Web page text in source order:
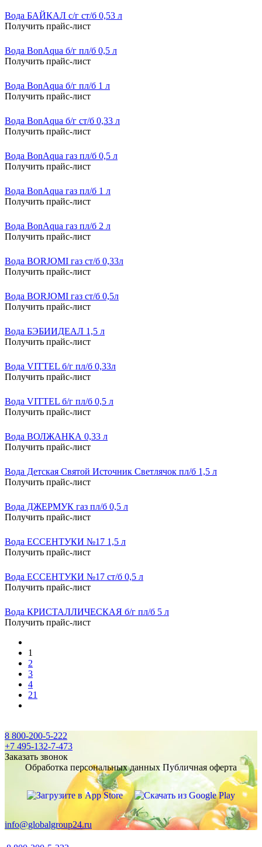
Вода БАЙКАЛ с/г ст/б 0,53 л
Получить прайс-лист
Вода BonAqua б/г пл/б 0,5 л
Получить прайс-лист
Вода BonAqua б/г пл/б 1 л
Получить прайс-лист
Вода BonAqua б/г ст/б 0,33 л
Получить прайс-лист
Вода BonAqua газ пл/б 0,5 л
Получить прайс-лист
Вода BonAqua газ пл/б 1 л
Получить прайс-лист
Вода BonAqua газ пл/б 2 л
Получить прайс-лист
Вода BORJOMI газ ст/б 0,33л
Получить прайс-лист
Вода BORJOMI газ ст/б 0,5л
Получить прайс-лист
Вода БЭБИИДЕАЛ 1,5 л
Получить прайс-лист
Вода VITTEL б/г пл/б 0,33л
Получить прайс-лист
Вода VITTEL б/г пл/б 0,5 л
Получить прайс-лист
Вода ВОЛЖАНКА 0,33 л
Получить прайс-лист
Вода Детская Святой Источник Светлячок пл/б 1,5 л
Получить прайс-лист
Вода ДЖЕРМУК газ пл/б 0,5 л
Получить прайс-лист
Вода ЕССЕНТУКИ №17 1,5 л
Получить прайс-лист
Вода ЕССЕНТУКИ №17 ст/б 0,5 л
Получить прайс-лист
Вода КРИСТАЛЛИЧЕСКАЯ б/г пл/б 5 л
Получить прайс-лист
1
2
3
4
21
8 800-200-5-222
+7 495-132-7-473
Заказать звонок
Обработка персональных данных Публичная оферта
info@globalgroup24.ru